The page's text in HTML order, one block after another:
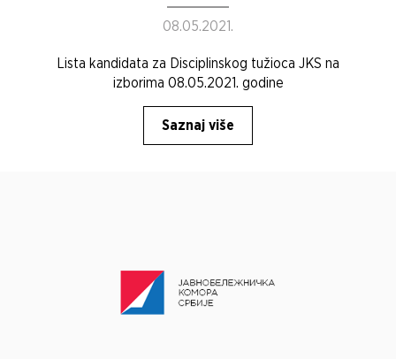
08.05.2021.
Lista kandidata za Disciplinskog tužioca JKS na
izborima 08.05.2021. godine
Saznaj više